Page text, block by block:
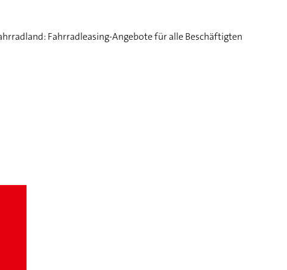
Fahrradleasing-Angebote für alle Beschäftigten